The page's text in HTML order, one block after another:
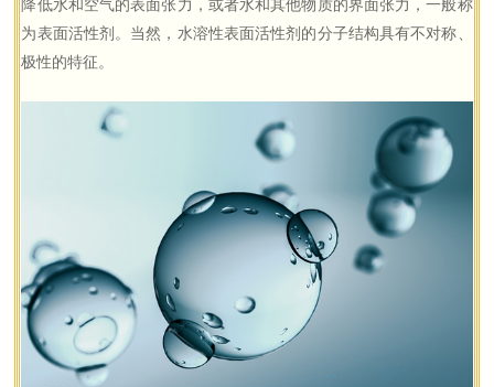
降低水和空气的表面张力，或者水和其他物质的界面张力，一般称
为表面活性剂。当然，水溶性表面活性剂的分子结构具有不对称、
极性的特征。